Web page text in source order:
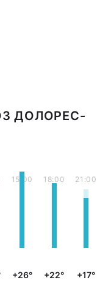
ДОЛОРЕС-
15:00
+26°
18:00
+22°
21:00
+17°